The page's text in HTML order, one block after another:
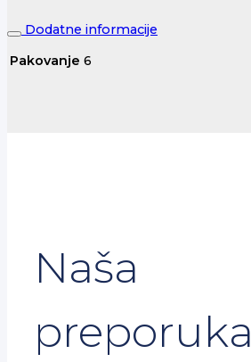
Dodatne informacije
Pakovanje 6
Naša
preporuka